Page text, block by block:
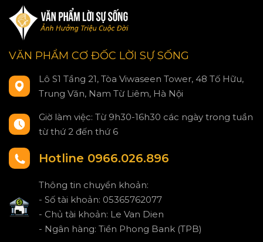
VĂN PHẨM CƠ ĐỐC LỜI SỰ SỐNG
Lô S1 Tầng 21, Tòa Viwaseen Tower, 48 Tố Hữu,
Trung Văn, Nam Từ Liêm, Hà Nội
Giờ làm việc: Từ 9h30-16h30 các ngày trong tuần
từ thứ 2 đến thứ 6
Hotline 0966.026.896
Thông tin chuyển khoản:
- Số tài khoản: 05365762077
- Chủ tài khoản: Le Van Dien
- Ngân hàng: Tiền Phong Bank (TPB)